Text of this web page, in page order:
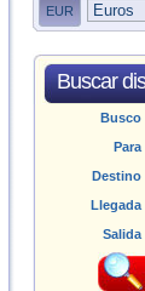
EUR
Buscar
Busco
Para
Destino
Llegada
Salida